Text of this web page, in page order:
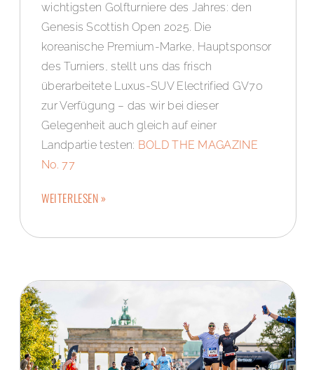
wichtigsten Golfturniere des Jahres: den
Genesis Scottish Open 2025. Die
koreanische Premium-Marke, Hauptsponsor
des Turniers, stellt uns das frisch
überarbeitete Luxus-SUV Electrified GV70
zur Verfügung – das wir bei dieser
Gelegenheit auch gleich auf einer
Landpartie testen: BOLD THE MAGAZINE
No. 77
WEITERLESEN »